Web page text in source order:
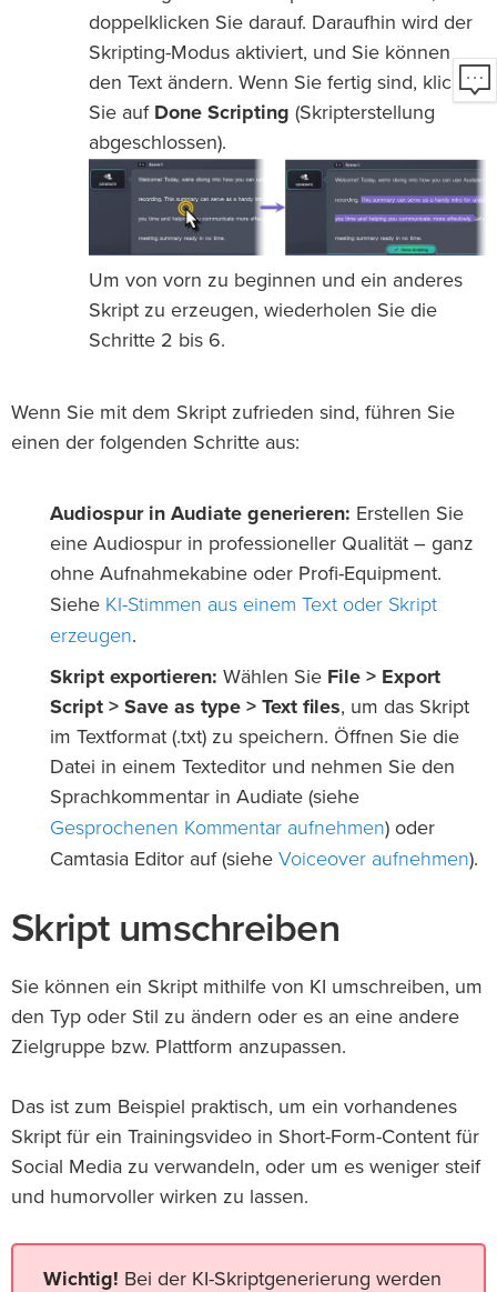
doppelklicken Sie darauf. Daraufhin wird der
Skripting-Modus aktiviert, und Sie können
den Text ändern. Wenn Sie fertig sind, klicken
Sie auf Done Scripting (Skripterstellung
abgeschlossen).
Um von vorn zu beginnen und ein anderes
Skript zu erzeugen, wiederholen Sie die
Schritte 2 bis 6.
Wenn Sie mit dem Skript zufrieden sind, führen Sie
einen der folgenden Schritte aus:
Audiospur in Audiate generieren: Erstellen Sie
eine Audiospur in professioneller Qualität – ganz
ohne Aufnahmekabine oder Profi-Equipment.
Siehe KI-Stimmen aus einem Text oder Skript
erzeugen.
Skript exportieren: Wählen Sie File > Export
Script > Save as type > Text files, um das Skript
im Textformat (.txt) zu speichern. Öffnen Sie die
Datei in einem Texteditor und nehmen Sie den
Sprachkommentar in Audiate (siehe
Gesprochenen Kommentar aufnehmen) oder
Camtasia Editor auf (siehe Voiceover aufnehmen).
Skript umschreiben
Sie können ein Skript mithilfe von KI umschreiben, um
den Typ oder Stil zu ändern oder es an eine andere
Zielgruppe bzw. Plattform anzupassen.
Das ist zum Beispiel praktisch, um ein vorhandenes
Skript für ein Trainingsvideo in Short-Form-Content für
Social Media zu verwandeln, oder um es weniger steif
und humorvoller wirken zu lassen.
Wichtig! Bei der KI-Skriptgenerierung werden